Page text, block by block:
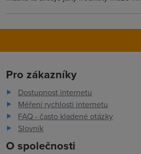
Pro zákazníky
Dostupnost internetu
Měření rychlosti internetu
FAQ - často kladené otázky
Slovník
O společnosti